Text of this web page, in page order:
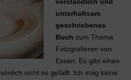
unterhaltsam
geschriebenes
Buch zum Thema
Fotografieren von
Essen. Es gibt einen
nicht so gefällt. Ich mag keine